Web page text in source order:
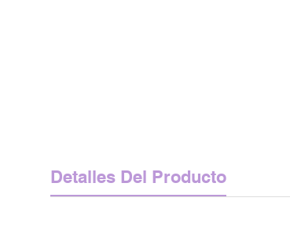
Detalles Del Producto